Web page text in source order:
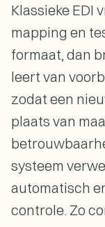
Klassieke EDI
mapping en
formaat, dan
leert van
zodat een
plaats van
systeem
automatisch
controle. Zo